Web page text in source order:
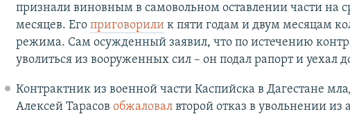
признали виновным в самовольном оставлении части на
месяцев. Его приговорилик пяти годам и двум месяцам
режима. Сам осужденный заявил, что по истечению
уволиться из вооруженных сил – он подал рапорт и уехал
Контрактник из военной части Каспийска в Дагестане
Алексей Тарасов обжаловалвторой отказ в увольнении из